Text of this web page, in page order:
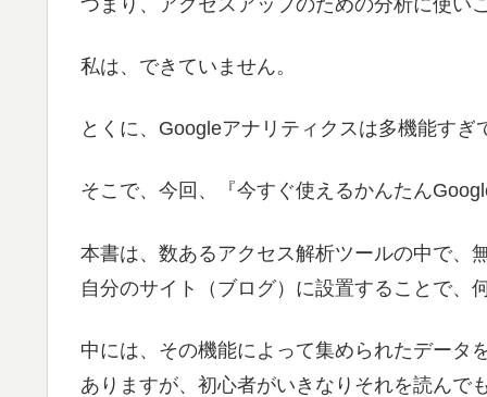
私は、できていません。
とくに、Googleアナリティクスは多機能す
そこで、今回、『今すぐ使えるかんたん
本書は、数あるアクセス解析ツールの中で、
自分のサイト（ブログ）に設置することで、
中には、その機能によって集められたデータ
ありますが、初心者がいきなりそれを読んで